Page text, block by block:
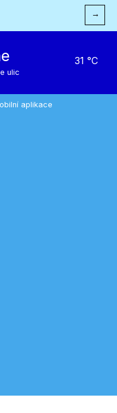
→
ulic
31 °C
aplikace